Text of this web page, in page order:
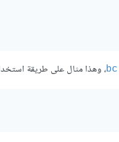
bc، وهذا مثال على طريقة